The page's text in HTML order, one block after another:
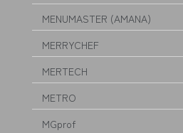
MENUMASTER (AMANA)
MERRYCHEF
MERTECH
METRO
MGprof